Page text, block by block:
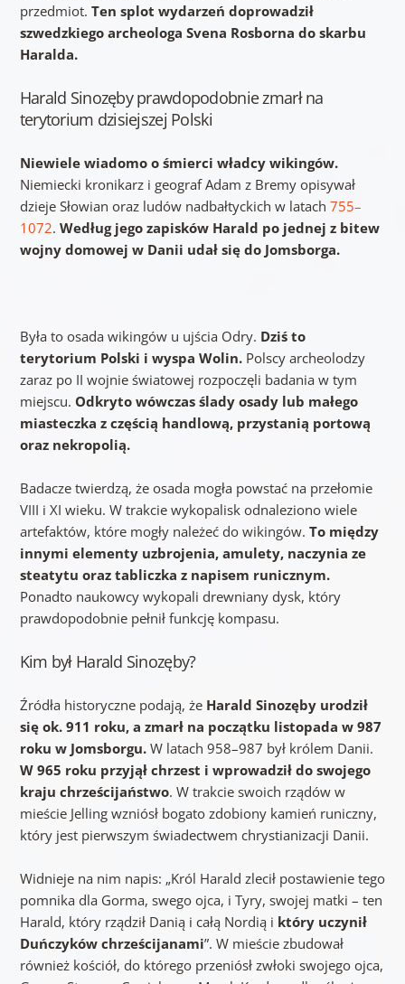
przedmiot. Ten splot wydarzeń doprowadził
szwedzkiego archeologa Svena Rosborna do skarbu
Haralda.
Harald Sinozęby prawdopodobnie zmarł na
terytorium dzisiejszej Polski
Niewiele wiadomo o śmierci władcy wikingów.
Niemiecki kronikarz i geograf Adam z Bremy opisywał
dzieje Słowian oraz ludów nadbałtyckich w latach 755–
1072. Według jego zapisków Harald po jednej z bitew
wojny domowej w Danii udał się do Jomsborga.
Była to osada wikingów u ujścia Odry. Dziś to
terytorium Polski i wyspa Wolin.Polscy archeolodzy
zaraz po II wojnie światowej rozpoczęli badania w tym
miejscu. Odkryto wówczas ślady osady lub małego
miasteczka z częścią handlową, przystanią portową
oraz nekropolią.
Badacze twierdzą, że osada mogła powstać na przełomie
VIII i XI wieku. W trakcie wykopalisk odnaleziono wiele
artefaktów, które mogły należeć do wikingów. To między
innymi elementy uzbrojenia, amulety, naczynia ze
steatytu oraz tabliczka z napisem runicznym.
Ponadto naukowcy wykopali drewniany dysk, który
prawdopodobnie pełnił funkcję kompasu.
Kim był Harald Sinozęby?
Źródła historyczne podają, że Harald Sinozęby urodził
się ok. 911 roku, a zmarł na początku listopada w 987
roku w Jomsborgu.W latach 958–987 był królem Danii.
W 965 roku przyjął chrzest i wprowadził do swojego
kraju chrześcijaństwo. W trakcie swoich rządów w
mieście Jelling wzniósł bogato zdobiony kamień runiczny,
który jest pierwszym świadectwem chrystianizacji Danii.
Widnieje na nim napis: „Król Harald zlecił postawienie tego
pomnika dla Gorma, swego ojca, i Tyry, swojej matki – ten
Harald, który rządził Danią i całą Nordią i który uczynił
Duńczyków chrześcijanami”. W mieście zbudował
również kościół, do którego przeniósł zwłoki swojego ojca,